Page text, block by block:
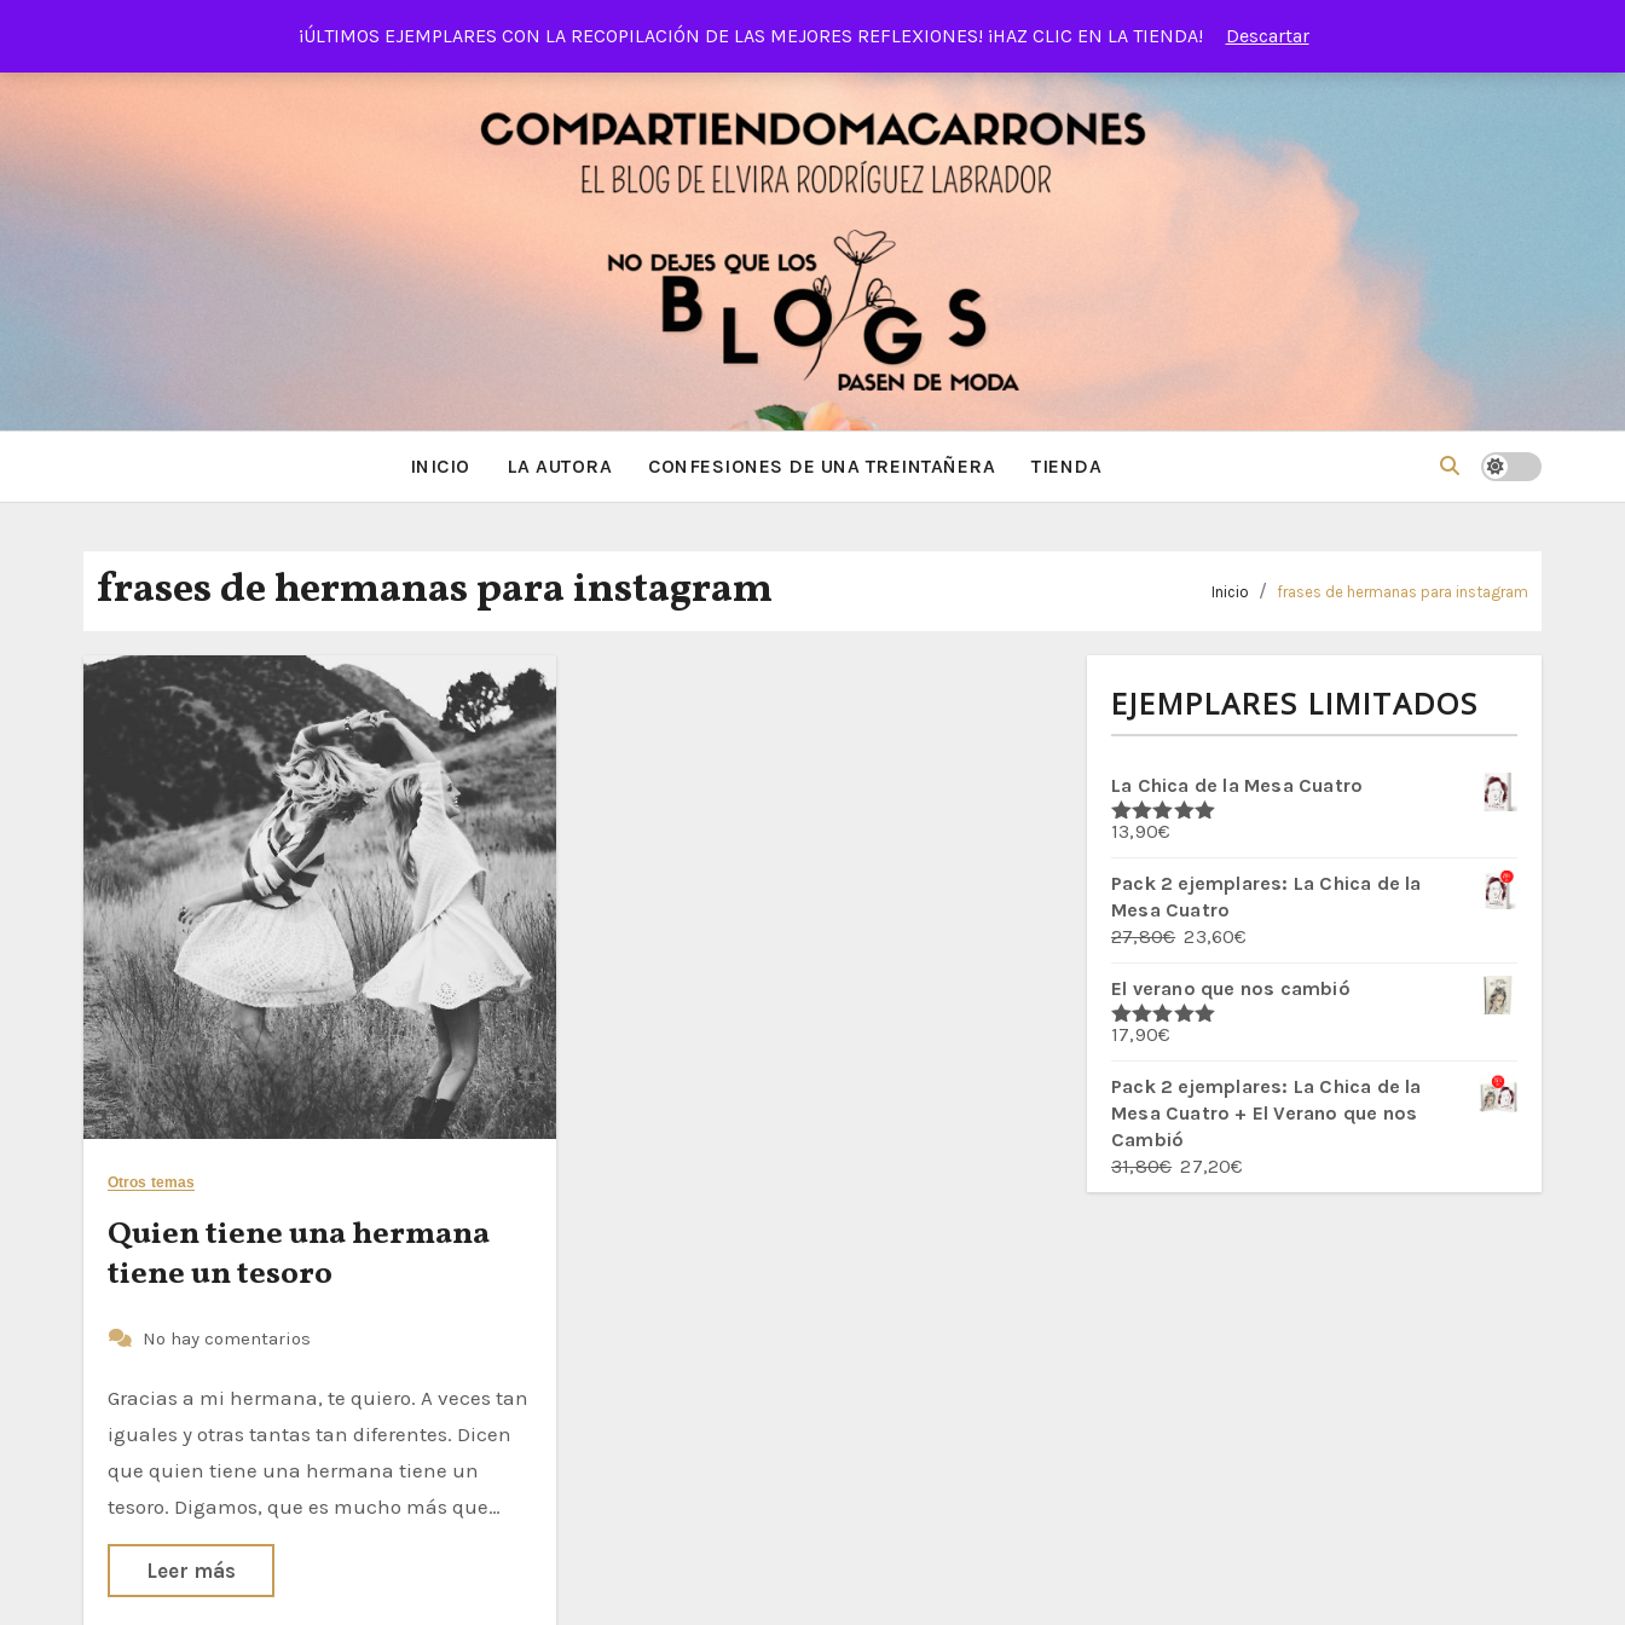
¡ÚLTIMOS EJEMPLARES CON LA RECOPILACIÓN DE LAS MEJORES REFLEXIONES! ¡HAZ CLIC EN LA TIENDA! Descartar
INICIO LA AUTORA CONFESIONES DE UNA TREINTAÑERA TIENDA
frases de hermanas para instagram Inicio frases de hermanas para instagram
Otros temas
Quien tiene una hermana
tiene un tesoro
No hay comentarios
Gracias a mi hermana, te quiero. A veces tan
iguales y otras tantas tan diferentes. Dicen
que quien tiene una hermana tiene un
tesoro. Digamos, que es mucho más que…
Leer más
EJEMPLARES LIMITADOS
La Chica de la Mesa Cuatro
Valorado
5
13,90€
Pack 2 ejemplares: La Chica de la
Mesa Cuatro
27,80€ El
original
era:
23,60€
actual
El verano que nos cambió
Valorado
5
17,90€
Pack 2 ejemplares: La Chica de la
Mesa Cuatro + El Verano que nos
Cambió
31,80€ El
precio
27,20€
precio